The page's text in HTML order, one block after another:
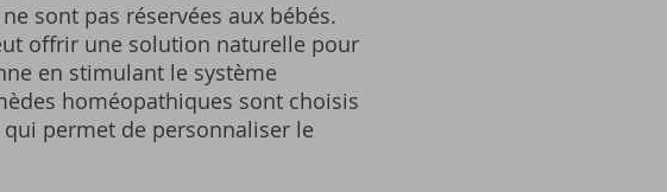
sont pas réservées aux bébés.
offrir une solution naturelle pour
en stimulant le système
homéopathiques sont choisis
permet de personnaliser le